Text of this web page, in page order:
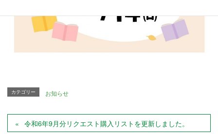
カテゴリー お知らせ
令和6年9月分リクエスト購入リストを更新しました。